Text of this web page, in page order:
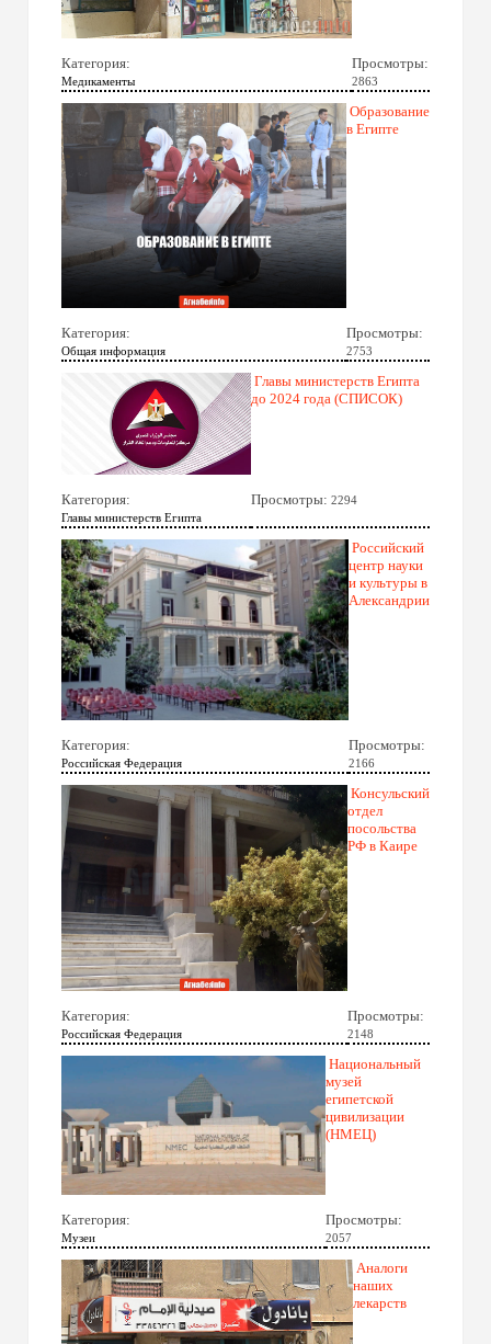
Категория:
Медикаменты
Просмотры:
2863
Образование
в Египте
Категория:
Общая информация
Просмотры:
2753
Главы министерств Египта
до 2024 года (СПИСОК)
Категория:
Главы министерств Египта
Просмотры: 2294
Российский
центр науки
и культуры в
Александрии
Категория:
Российская Федерация
Просмотры:
2166
Консульский
отдел
посольства
РФ в Каире
Категория:
Российская Федерация
Просмотры:
2148
Национальный
музей
египетской
цивилизации
(НМЕЦ)
Категория:
Музеи
Просмотры:
2057
Аналоги
наших
лекарств